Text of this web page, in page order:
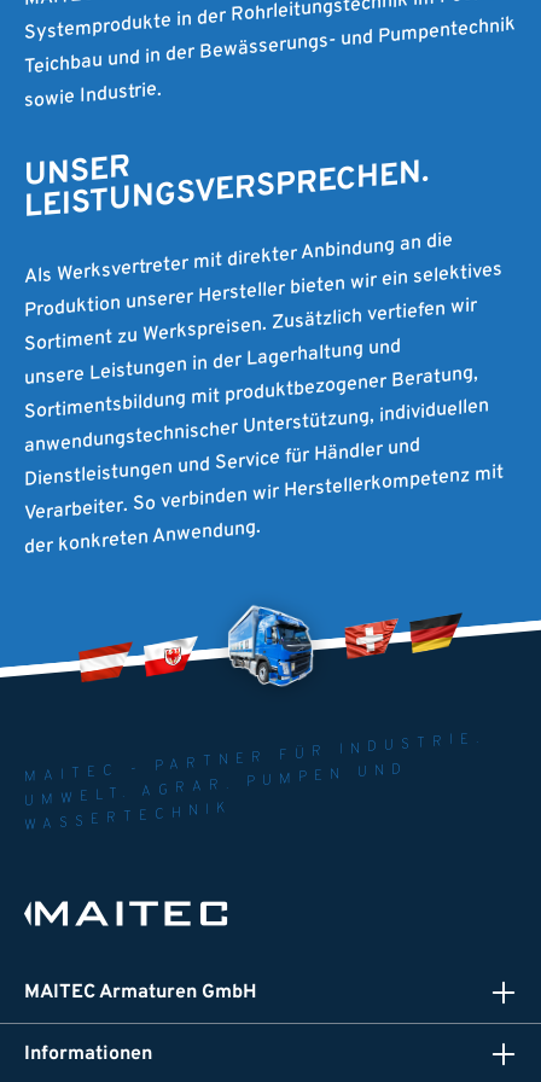
Teichbau und in der Bewässerungs- und Pumpentechnik
sowie Industrie.
UNSER
LEISTUNGSVERSPRECHEN.
Als Werksvertreter mit direkter Anbindung an die
Produktion unserer Hersteller bieten wir ein selektives
Sortiment zu Werkspreisen. Zusätzlich vertiefen wir
unsere Leistungen in der Lagerhaltung und
Sortimentsbildung mit produktbezogener Beratung,
anwendungstechnischer Unterstützung, individuellen
Dienstleistungen und Service für Händler und
Verarbeiter. So verbinden wir Herstellerkompetenz mit
der konkreten Anwendung.
MAITEC - PARTNER FÜR INDUSTRIE.
UMWELT. AGRAR. PUMPEN UND
WASSERTECHNIK
MAITEC Armaturen GmbH
Informationen